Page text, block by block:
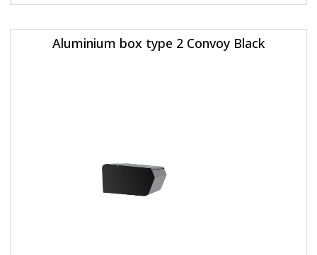
Aluminium box type 2 Convoy Black